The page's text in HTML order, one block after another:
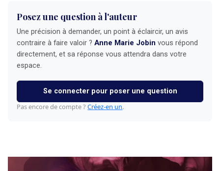
Posez une question à l'auteur
Une précision à demander, un point à éclaircir, un avis
contraire à faire valoir ?Anne Marie Jobin vous répond
directement, et sa réponse vous attendra dans votre
espace.
Se connecter pour poser une question
Pas encore de compte ?Créez-en un.